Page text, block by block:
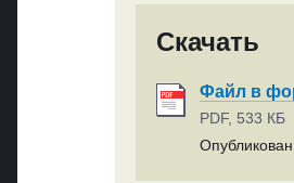
Скачать
Файл в
PDF, 533 КБ